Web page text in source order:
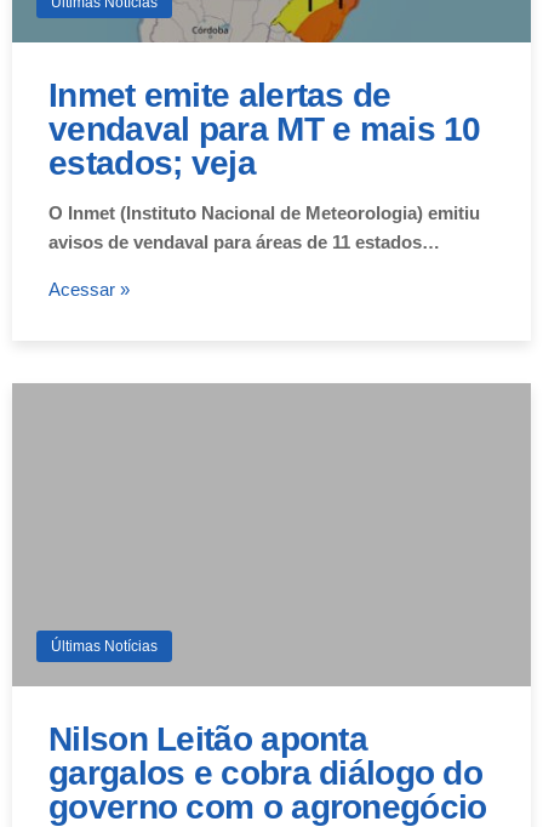
Inmet emite alertas de
vendaval para MT e mais 10
estados; veja
O Inmet (Instituto Nacional de Meteorologia) emitiu
avisos de vendaval para áreas de 11 estados…
Acessar »
Últimas Notícias
Nilson Leitão aponta
gargalos e cobra diálogo do
governo com o agronegócio